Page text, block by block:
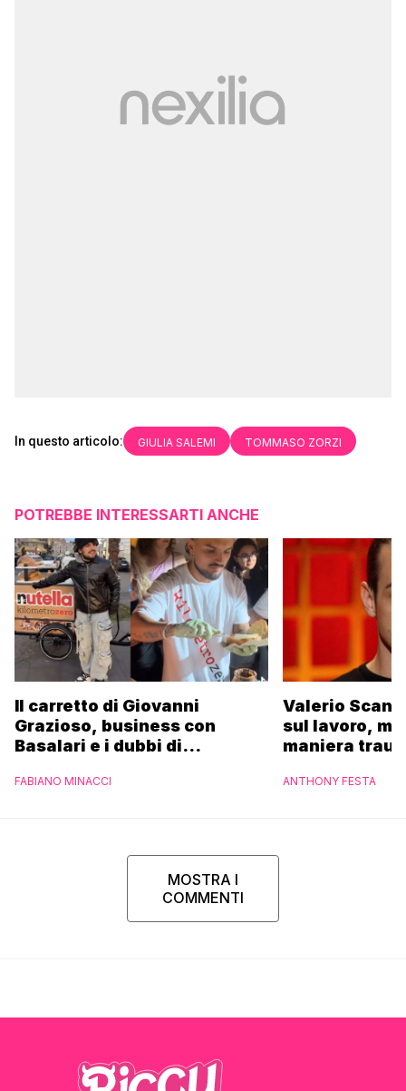
In questo articolo: GIULIA SALEMI TOMMASO ZORZI
POTREBBE INTERESSARTI ANCHE
Il carretto di Giovanni
Grazioso, business con
Basalari e i dubbi di
Ferrero”
FABIANO MINACCI
Valerio
sul lavoro,
maniera
ANTHONY FESTA
MOSTRA I
COMMENTI